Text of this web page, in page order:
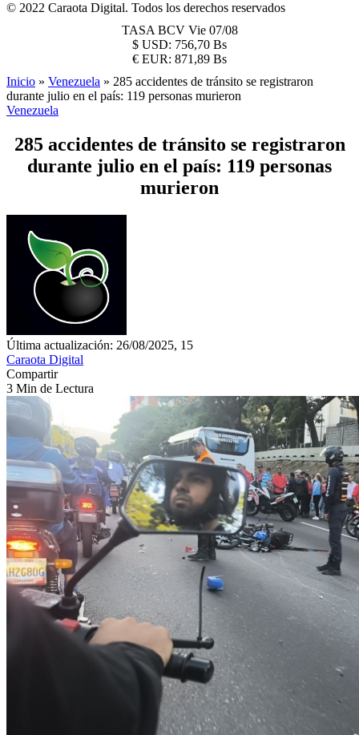
© 2022 Caraota Digital. Todos los derechos reservados
TASA BCV Vie 07/08
$ USD: 756,70 Bs
€ EUR: 871,89 Bs
Inicio » Venezuela » 285 accidentes de tránsito se registraron
durante julio en el país: 119 personas murieron
Venezuela
285 accidentes de tránsito se registraron
durante julio en el país: 119 personas
murieron
Última actualización: 26/08/2025, 15
Caraota Digital
Compartir
3 Min de Lectura